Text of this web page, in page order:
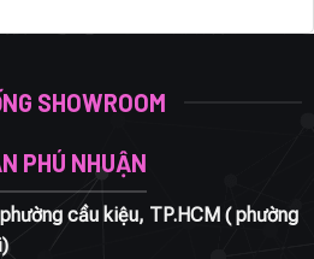
SHOWROOM
PHÚ NHUẬN
cầu kiệu, TP.HCM ( phường